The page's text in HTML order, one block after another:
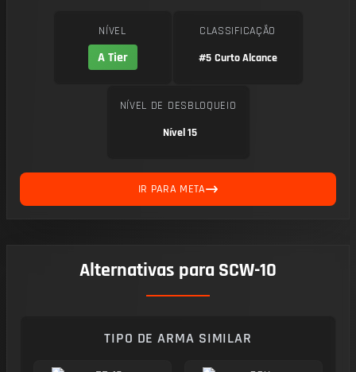
NÍVEL
A Tier
CLASSIFICAÇÃO
#5 Curto Alcance
NÍVEL DE DESBLOQUEIO
Nível 15
IR PARA META
Alternativas para SCW-10
TIPO DE ARMA SIMILAR